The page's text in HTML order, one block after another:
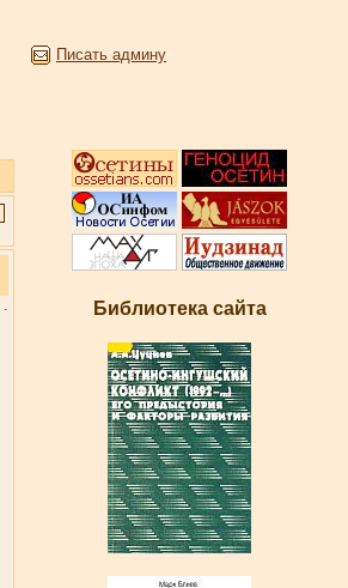
Писать админу
. Библиотека сайта